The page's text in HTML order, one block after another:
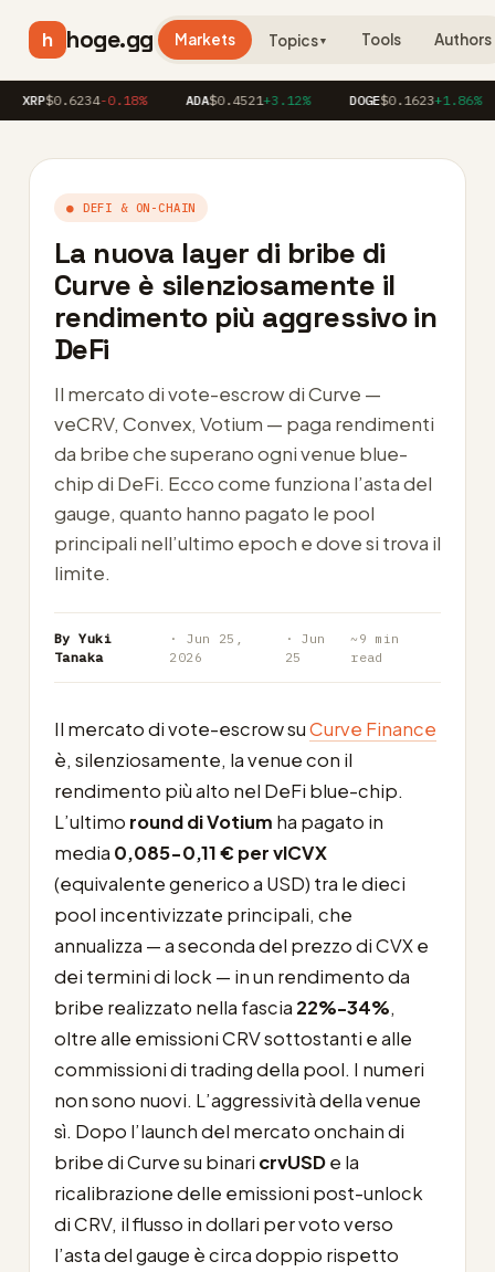
h hoge.gg Markets Topics▼ Tools Authors
$0.6234-0.18% ADA $0.4521+3.12% DOGE $0.1623+1.86%
● DEFI & ON-CHAIN
La nuova layer di bribe di
Curve è silenziosamente il
rendimento più aggressivo in
DeFi
Il mercato di vote-escrow di Curve —
veCRV, Convex, Votium — paga rendimenti
da bribe che superano ogni venue blue-
chip di DeFi. Ecco come funziona l’asta del
gauge, quanto hanno pagato le pool
principali nell’ultimo epoch e dove si trova il
limite.
By Yuki
Tanaka
· Jun 25,
2026
· Jun
25
~9 min
read
Il mercato di vote-escrow suCurve Finance
è, silenziosamente, la venue con il
rendimento più alto nel DeFi blue-chip.
L’ultimo round di Votium ha pagato in
media 0,085-0,11 € per vlCVX
(equivalente generico a USD) tra le dieci
pool incentivizzate principali, che
annualizza — a seconda del prezzo di CVX e
dei termini di lock — in un rendimento da
bribe realizzato nella fascia 22%-34%,
oltre alle emissioni CRV sottostanti e alle
commissioni di trading della pool. I numeri
non sono nuovi. L’aggressività della venue
sì. Dopo l’launch del mercato onchain di
bribe di Curve su binari crvUSDe la
ricalibrazione delle emissioni post-unlock
di CRV, il flusso in dollari per voto verso
l’asta del gauge è circa doppio rispetto